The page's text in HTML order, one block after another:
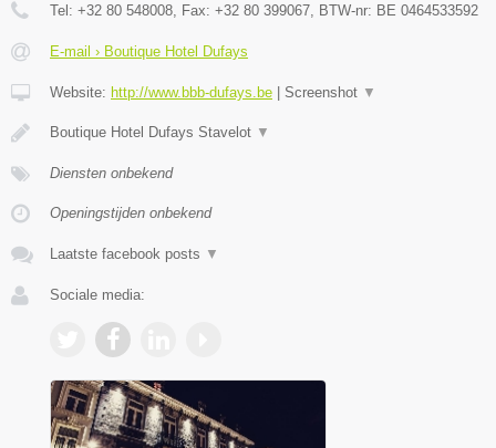
Tel: +32 80 548008 , Fax: +32 80 399067 , BTW-nr: BE 0464533592
E-mail › Boutique Hotel Dufays
Website: http://www.bbb-dufays.be | Screenshot ▼
Boutique Hotel Dufays Stavelot ▼
Diensten onbekend
Openingstijden onbekend
Laatste facebook posts ▼
Sociale media: